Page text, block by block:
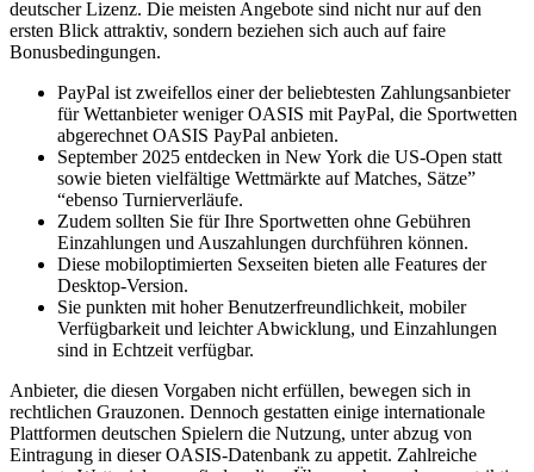
deutscher Lizenz. Die meisten Angebote sind nicht nur auf den
ersten Blick attraktiv, sondern beziehen sich auch auf faire
Bonusbedingungen.
PayPal ist zweifellos einer der beliebtesten Zahlungsanbieter
für Wettanbieter weniger OASIS mit PayPal, die Sportwetten
abgerechnet OASIS PayPal anbieten.
September 2025 entdecken in New York die US-Open statt
sowie bieten vielfältige Wettmärkte auf Matches, Sätze”
“ebenso Turnierverläufe.
Zudem sollten Sie für Ihre Sportwetten ohne Gebühren
Einzahlungen und Auszahlungen durchführen können.
Diese mobiloptimierten Sexseiten bieten alle Features der
Desktop-Version.
Sie punkten mit hoher Benutzerfreundlichkeit, mobiler
Verfügbarkeit und leichter Abwicklung, und Einzahlungen
sind in Echtzeit verfügbar.
Anbieter, die diesen Vorgaben nicht erfüllen, bewegen sich in
rechtlichen Grauzonen. Dennoch gestatten einige internationale
Plattformen deutschen Spielern die Nutzung, unter abzug von
Eintragung in dieser OASIS-Datenbank zu appetit. Zahlreiche